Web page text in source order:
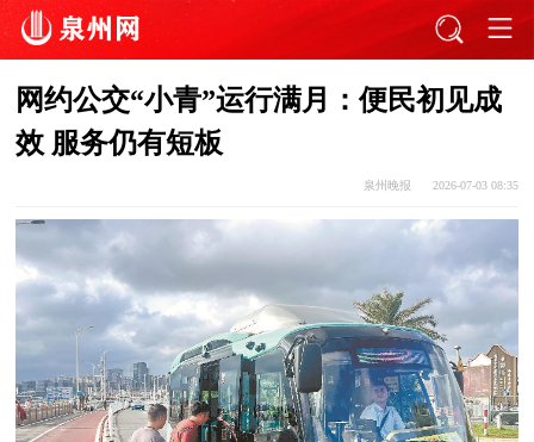
网约公交“小青”运行满月：便民初见成
效 服务仍有短板
泉州晚报 2026-07-03 08:35